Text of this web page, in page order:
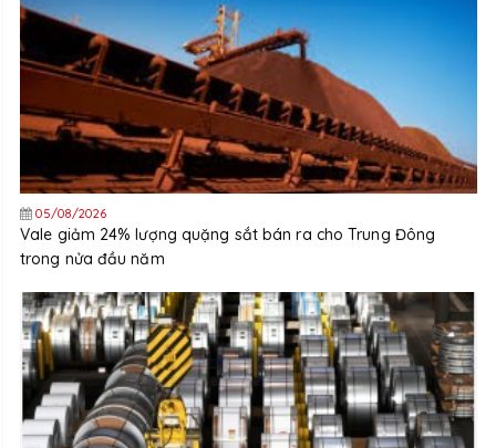
05/08/2026
Vale giảm 24% lượng quặng sắt bán ra cho Trung Đông
trong nửa đầu năm